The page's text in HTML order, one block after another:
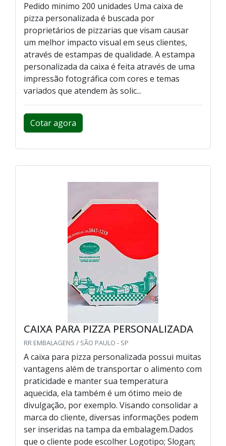
Pedido minimo 200 unidades Uma caixa de
pizza personalizada é buscada por
proprietários de pizzarias que visam causar
um melhor impacto visual em seus clientes,
através de estampas de qualidade. A estampa
personalizada da caixa é feita através de uma
impressão fotográfica com cores e temas
variados que atendem às solic...
Cotar agora
CAIXA PARA PIZZA PERSONALIZADA
RR EMBALAGENS / SÃO PAULO - SP
A caixa para pizza personalizada possui muitas
vantagens além de transportar o alimento com
praticidade e manter sua temperatura
aquecida, ela também é um ótimo meio de
divulgação, por exemplo. Visando consolidar a
marca do cliente, diversas informações podem
ser inseridas na tampa da embalagem.Dados
que o cliente pode escolher Logotipo; Slogan;